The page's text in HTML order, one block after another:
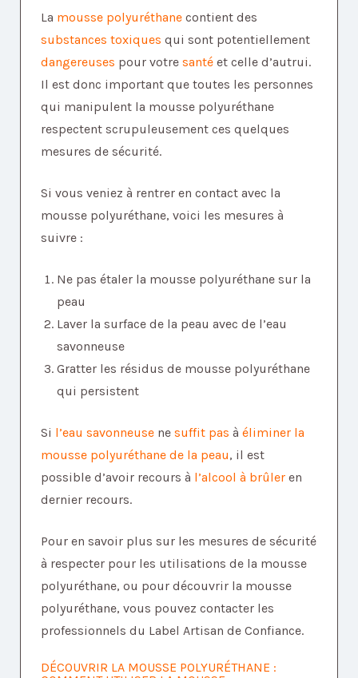
La mousse polyuréthane contient des
substances toxiques qui sont potentiellement
dangereuses pour votre santé et celle d’autrui.
Il est donc important que toutes les personnes
qui manipulent la mousse polyuréthane
respectent scrupuleusement ces quelques
mesures de sécurité.
Si vous veniez à rentrer en contact avec la
mousse polyuréthane, voici les mesures à
suivre :
Ne pas étaler la mousse polyuréthane sur la
peau
Laver la surface de la peau avec de l’eau
savonneuse
Gratter les résidus de mousse polyuréthane
qui persistent
Si l’eau savonneuse ne suffit pas à éliminer la
mousse polyuréthane de la peau, il est
possible d’avoir recours à l’alcool à brûler en
dernier recours.
Pour en savoir plus sur les mesures de sécurité
à respecter pour les utilisations de la mousse
polyuréthane, ou pour découvrir la mousse
polyuréthane, vous pouvez contacter les
professionnels du Label Artisan de Confiance.
DÉCOUVRIR LA MOUSSE POLYURÉTHANE :